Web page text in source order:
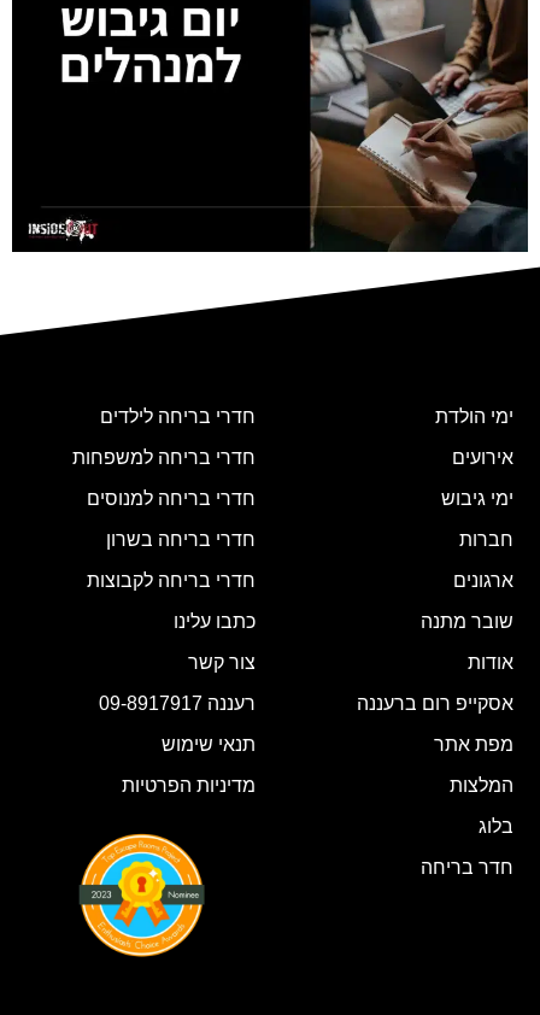
ימי הולדת
אירועים
ימי גיבוש
חברות
ארגונים
שובר מתנה
חדרי בריחה לילדים
חדרי בריחה למשפחות
חדרי בריחה למנוסים
חדרי בריחה בשרון
חדרי בריחה לקבוצות
כתבו עלינו
אודות
אסקייפ רום ברעננה
מפת אתר
המלצות
בלוג
חדר בריחה
צור קשר
רעננה 09-8917917
תנאי שימוש
מדיניות הפרטיות